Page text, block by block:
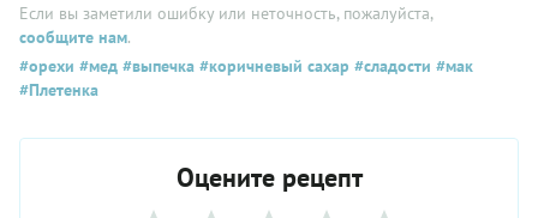
Если вы заметили ошибку или неточность, пожалуйста,
сообщите нам.
#орехи #мед #выпечка #коричневый сахар #сладости #мак
#Плетенка
Оцените рецепт